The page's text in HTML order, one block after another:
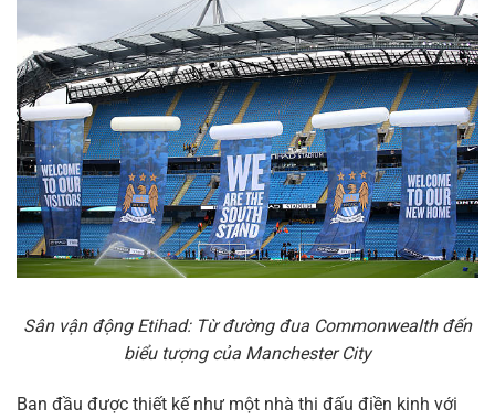
Sân vận động Etihad: Từ đường đua Commonwealth đến
biểu tượng của Manchester City
Ban đầu được thiết kế như một nhà thi đấu điền kinh với